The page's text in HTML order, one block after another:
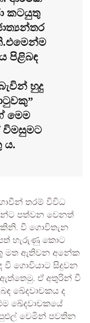
කටයුතු
පිළිබඳ
හුදු
මෙම
විමසුමට
ය.
තරම් විවිධ
පත්වන වෙනත්
වී ගොවිතැන
හැරුණු කොට
මත ඇතිවන අනේක
වී ගොවියාට සිදුවන
ඇත්තෙමු. ඒ අතුරින් වී
ඛේදවාචකය ද
ඛේදවාචකයේ
වෙමින් පවතින